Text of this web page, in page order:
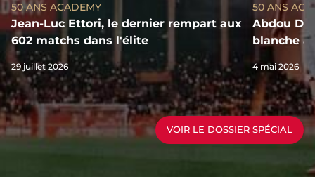
50 ANS ACADEMY
Jean-Luc Ettori, le dernier rempart aux
602 matchs dans l'élite
29 juillet 2026
50 ANS
Abdou
blanche
4 mai 2026
VOIR LE DOSSIER SPÉCIAL